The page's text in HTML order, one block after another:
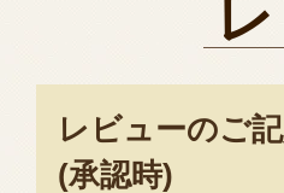
レビューのご記
(承認時)